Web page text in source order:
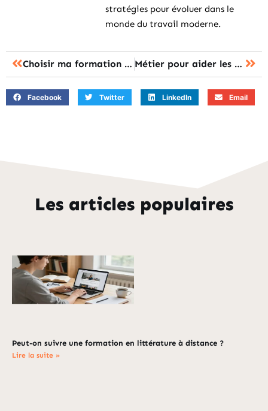
stratégies pour évoluer dans le
monde du travail moderne.
Choisir ma formation Pays de la Loire : le bon choix pour vous ? Métier pour aider les gens : les dix parcours de reconversion efficaces
Facebook Twitter LinkedIn Email
Les articles populaires
Peut-on suivre une formation en littérature à distance ?
Lire la suite »